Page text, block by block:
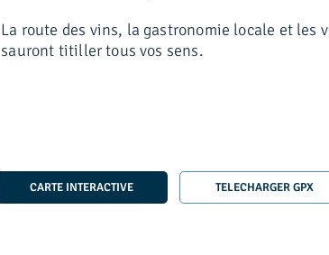
CARTE INTERACTIVE TELECHARGER GPX
La route des vins, la gastronomie locale et les
sauront titiller tous vos sens.